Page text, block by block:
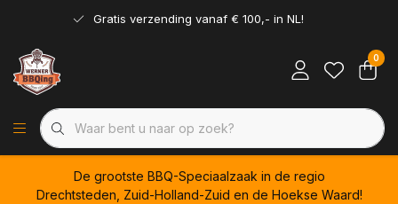
Gratis verzending vanaf € 100,- in NL!
0
De grootste BBQ-Speciaalzaak in de regio
Drechtsteden, Zuid-Holland-Zuid en de Hoekse Waard!